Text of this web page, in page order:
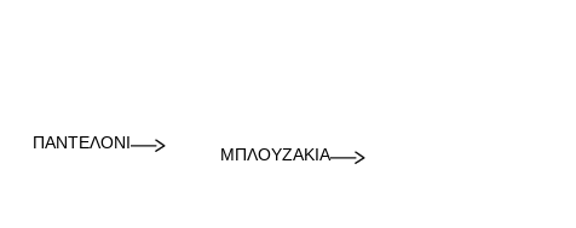
ΠΑΝΤΕΛΌΝΙ
ΜΠΛΟΥΖΆΚΙΑ